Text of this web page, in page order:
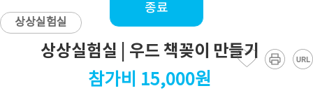
종료
상상실험실
상상실험실 | 우드 책꽂이 만들기
참가비 15,000원